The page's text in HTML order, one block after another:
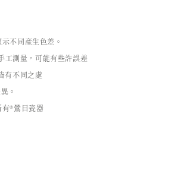
不同產生色差。
工測量，可能有些許誤差
有不同之處
。
®鶯目瓷器